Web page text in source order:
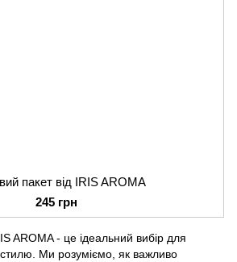
пакет від IRIS AROMA
245 грн
AROMA - це ідеальний вибір для
Ми розуміємо, як важливо